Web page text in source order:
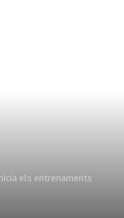
els entrenaments